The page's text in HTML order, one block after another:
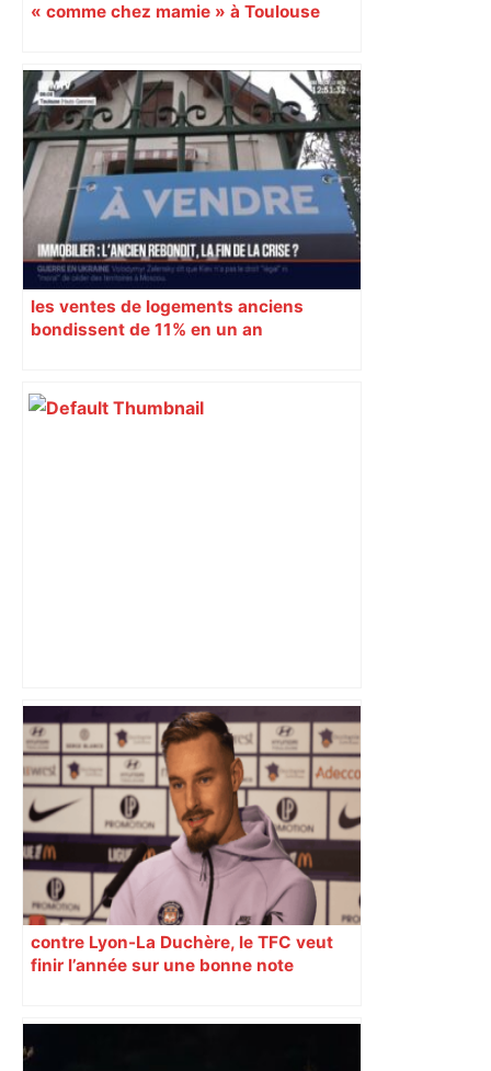
« comme chez mamie » à Toulouse
les ventes de logements anciens
bondissent de 11% en un an
Top 14 : Perpignan mate le leader
Toulouse et quitte la dernière place –
lanouvellerepublique.fr
contre Lyon-La Duchère, le TFC veut
finir l’année sur une bonne note